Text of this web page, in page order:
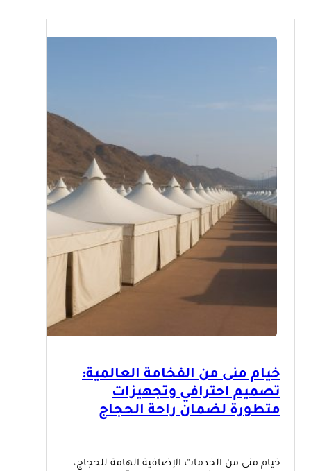
خيام منى من الفخامة العالمية:
تصميم احترافي وتجهيزات
متطورة لضمان راحة الحجاج
خيام منى من الخدمات الإضافية الهامة للحجاج،